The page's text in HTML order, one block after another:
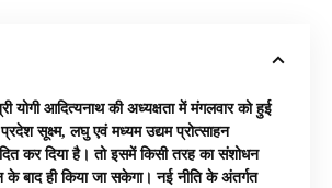
योगी आदित्यनाथ की अध्यक्षता में मंगलवार को हुई
सूक्ष्म, लघु एवं मध्यम उद्यम प्रोत्साहन
कर दिया है। तो इसमें किसी तरह का संशोधन
बाद ही किया जा सकेगा। नई नीति के अंतर्गत